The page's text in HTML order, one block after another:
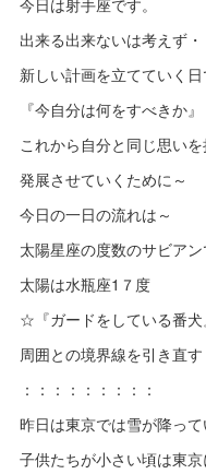
今日は射手座です。
出来る出来ないは考えず・
新しい計画を立てていく日
『今自分は何をすべきか』
これから自分と同じ思い
発展させていくために～
今日の一日の流れは～
太陽星座の度数のサビアン
太陽は水瓶座1７度
☆『ガードをしている番犬
周囲との境界線を引き直す
：：：：：：：：：
昨日は東京では雪が降っ
子供たちが小さい頃は東